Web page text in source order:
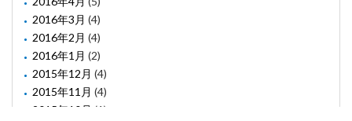
2016年3月 (4)
2016年2月 (4)
2016年1月 (2)
2015年12月 (4)
2015年11月 (4)
2015年10月 (1)